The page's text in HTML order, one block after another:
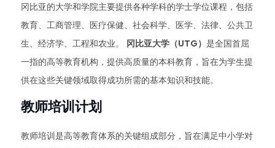
冈比亚的大学和学院主要提供各种学科的学士学位课程，包括
教育、工商管理、医疗保健、社会科学、医学、法律、公共卫
生、经济学、工程和农业。 冈比亚大学（UTG） 是全国首屈
一指的高等教育机构，提供高质量的本科教育，旨在为学生提
供在这些关键领域取得成功所需的基本知识和技能。
教师培训计划
教师培训是高等教育体系的关键组成部分，旨在满足中小学对